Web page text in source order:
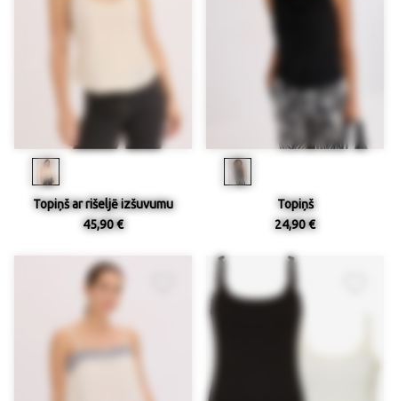
Topiņš ar rišeljē izšuvumu
45,90 €
Topiņš
24,90 €